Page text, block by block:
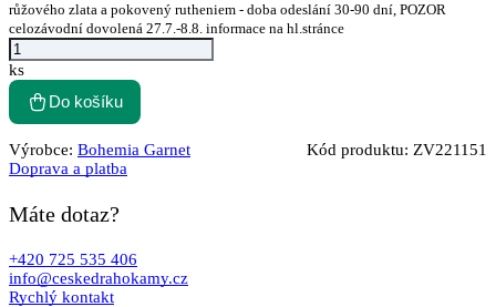
růžového zlata a pokovený rutheniem - doba odeslání 30-90 dní, POZOR
celozávodní dovolená 27.7.-8.8. informace na hl.stránce
ks
Do košíku
Výrobce: Bohemia Garnet Kód produktu: ZV221151
Doprava a platba
Máte dotaz?
+420 725 535 406
info@ceskedrahokamy.cz
Rychlý kontakt